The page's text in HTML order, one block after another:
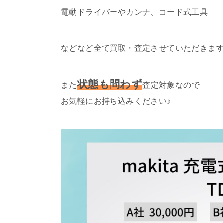
電動ドライバーやカンナ、コード式工具
などなど全て買取・査定させていただきま
また状態も問わず査定対象なので
お気軽にお持ち込みください♪